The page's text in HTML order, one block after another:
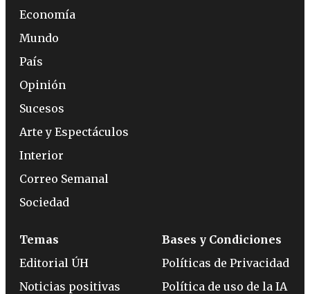
Economía
Mundo
País
Opinión
Sucesos
Arte y Espectáculos
Interior
Correo Semanal
Sociedad
Temas
Editorial ÚH
Noticias positivas
Bases y Condiciones
Políticas de Privacidad
Política de uso de la IA